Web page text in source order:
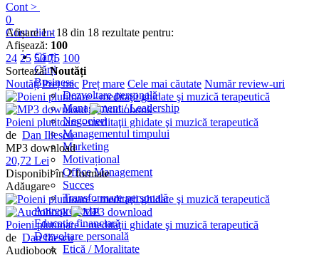
Cont >
0
Cont client
Cărți
Cărți
Business
Dezvoltare personală
Management / Leadership
Negocieri
Managementul timpului
Marketing
Motivațional
Office Management
Succes
Transformare personală
Antreprenoriat
Educație financiară
Dezvoltare personală
Etică / Moralitate
Afișare 1 - 18 din 18 rezultate pentru:
Afișează: 100
24 25 50 75 100
Sortează:Noutăți
Noutăți Preț mic Preț mare Cele mai căutate Număr review-uri
Poieni plutitoare - meditaţii ghidate şi muzică terapeutică
de Dan Iliescu
MP3 download
20,72 Lei
Disponibil în 2 formate
Adăugare
Poieni plutitoare - meditaţii ghidate şi muzică terapeutică
de Dan Iliescu
Audiobook